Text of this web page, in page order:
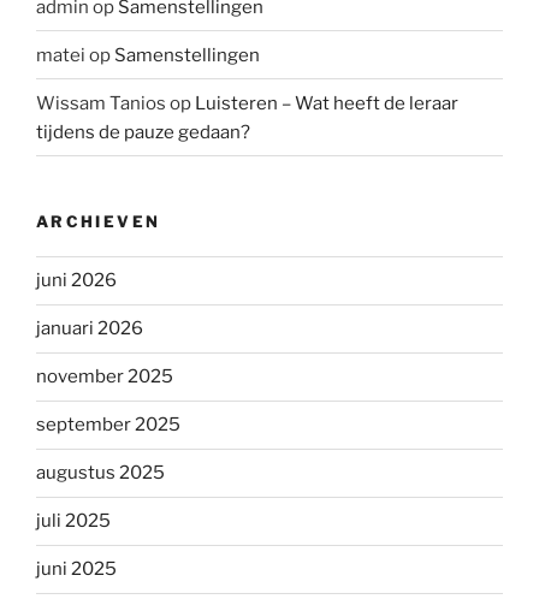
admin op Samenstellingen
matei op Samenstellingen
Wissam Tanios op Luisteren – Wat heeft de leraar
tijdens de pauze gedaan?
ARCHIEVEN
juni 2026
januari 2026
november 2025
september 2025
augustus 2025
juli 2025
juni 2025